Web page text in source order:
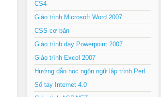
CS4
Giáo trình Microsoft Word 2007
CSS cơ bản
Giáo trình dạy Powerpoint 2007
Giáo trình Excel 2007
Hướng dẫn học ngôn ngữ lập trình Perl
Sổ tay Internet 4.0